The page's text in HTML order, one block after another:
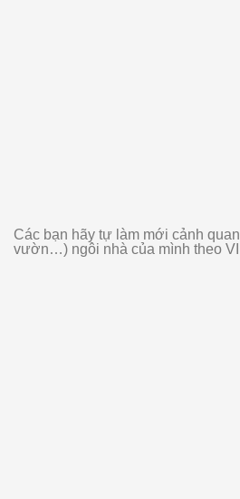
Các bạn hãy tự làm mới cảnh
vườn…) ngôi nhà của mình theo